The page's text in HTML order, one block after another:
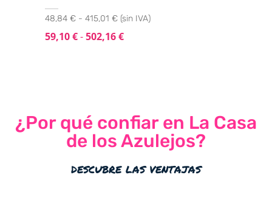
48,84 € - 415,01 € (sin IVA)
59,10€-502,16€
¿Por qué confiar en La Casa
de los Azulejos?
descubre las ventajas